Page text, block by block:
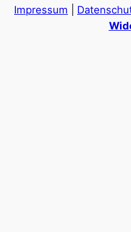
Impressum